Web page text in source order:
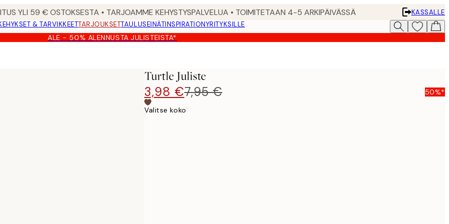
YLI 59 € OSTOKSESTA • TARJOAMME KEHYSTYSPALVELUA • TOIMITETAAN 4-5 ARKIPÄIVÄSSÄ
KASSALLE
& TARVIKKEETTARJOUKSETTAULUSEINÄTINSPIRATIONYRITYKSILLE
ALE - 50% ALENNUSTA JULISTEISTA*
Turtle Juliste
3,98 €7,95 € 50%*
Valitse koko